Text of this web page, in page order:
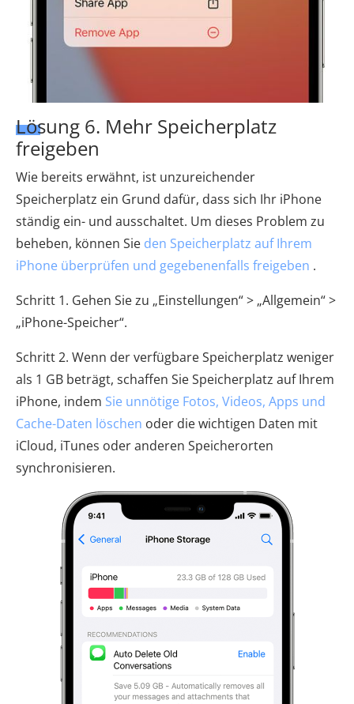
Lösung 6. Mehr Speicherplatz
freigeben
Wie bereits erwähnt, ist unzureichender
Speicherplatz ein Grund dafür, dass sich Ihr iPhone
ständig ein- und ausschaltet. Um dieses Problem zu
beheben, können Sie den Speicherplatz auf Ihrem
iPhone überprüfen und gegebenenfalls freigeben .
Schritt 1. Gehen Sie zu „Einstellungen“ > „Allgemein“ >
„iPhone-Speicher“.
Schritt 2. Wenn der verfügbare Speicherplatz weniger
als 1 GB beträgt, schaffen Sie Speicherplatz auf Ihrem
iPhone, indem Sie unnötige Fotos, Videos, Apps und
Cache-Daten löschen oder die wichtigen Daten mit
iCloud, iTunes oder anderen Speicherorten
synchronisieren.